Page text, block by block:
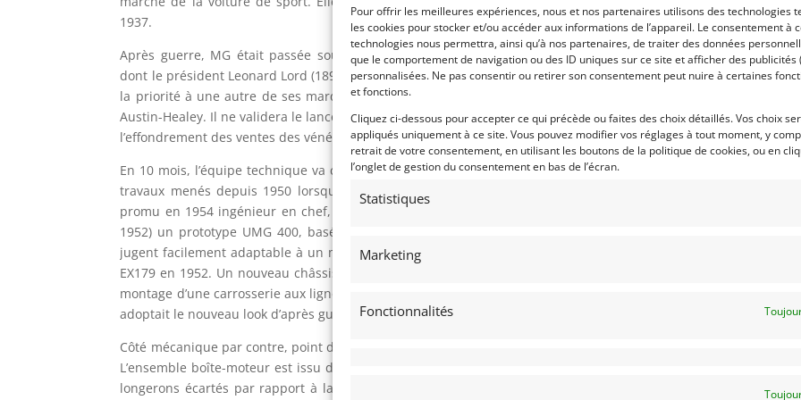
Pour offrir les meilleures expériences, nous et nos partenaires utilisons des technologies
les cookies pour stocker et/ou accéder aux informations de l’appareil. Le consentement à
technologies nous permettra, ainsi qu’à nos partenaires, de traiter des données
que le comportement de navigation ou des ID uniques sur ce site et afficher des publicités
personnalisées. Ne pas consentir ou retirer son consentement peut nuire à certaines
et fonctions.
Cliquez ci-dessous pour accepter ce qui précède ou faites des choix détaillés. Vos choix
appliqués uniquement à ce site. Vous pouvez modifier vos réglages à tout moment, y
retrait de votre consentement, en utilisant les boutons de la politique de cookies, ou en
l’onglet de gestion du consentement en bas de l’écran.
Statistiques
Marketing
Fonctionnalités
1937.
Après guerre, MG était passée sous contrôle de la firme British Motor Corporation
dont le président Leonard Lord (1896-1967) préféra pendant plusieurs années donner
la priorité à une autre de ses marques, Austin, pour développer la nouvelle marque
Austin-Healey. Il ne validera le lancement de la nouvelle MG A qu’en 1954 à la suite de
l’effondrement des ventes des vénérables MG série T.
En 10 mois, l’équipe technique va concevoir la nouvelle voiture en s’appuyant sur les
travaux menés depuis 1950 lorsque le styliste Sydney Enever [archive] (1906-1993),
promu en 1954 ingénieur en chef, avait conçu pour les 24 Heures du Mans (1951 et
1952) un prototype UMG 400, basée sur la MG TD, mais aux lignes modernes qu’ils
jugent facilement adaptable à un modèle routier, il était dénommé EX172 en 1951 et
EX179 en 1952. Un nouveau châssis est adopté, plus large et surbaissé, autorisant le
montage d’une carrosserie aux lignes fluides. Elle fut présentée dès l’automne 1955 et
adoptait le nouveau look d’après guerre.
Côté mécanique par contre, point de révolution : le moteur est un 4 cylindres culbuté.
L’ensemble boîte-moteur est issu de la berline Magnette. L’adoption d’un châssis aux
longerons écartés par rapport à la TD permet d’abaisser la position de conduite. Le
Voir les 224 annonces
Publié: 31 octobre 2017 (il
Catégorie :
Marque :